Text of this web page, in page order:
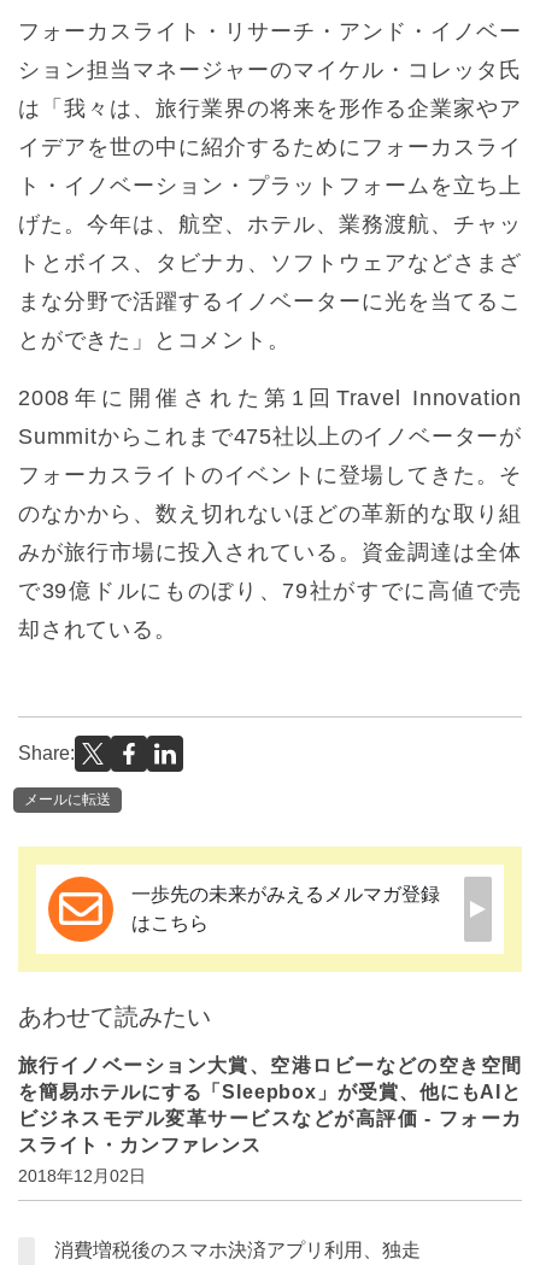
フォーカスライト・リサーチ・アンド・イノベー
ション担当マネージャーのマイケル・コレッタ氏
は「我々は、旅行業界の将来を形作る企業家やア
イデアを世の中に紹介するためにフォーカスライ
ト・イノベーション・プラットフォームを立ち上
げた。今年は、航空、ホテル、業務渡航、チャッ
トとボイス、タビナカ、ソフトウェアなどさまざ
まな分野で活躍するイノベーターに光を当てるこ
とができた」とコメント。
2008年に開催された第1回Travel Innovation
Summitからこれまで475社以上のイノベーターが
フォーカスライトのイベントに登場してきた。そ
のなかから、数え切れないほどの革新的な取り組
みが旅行市場に投入されている。資金調達は全体
で39億ドルにものぼり、79社がすでに高値で売
却されている。
Share:
メールに転送
一歩先の未来がみえるメルマガ登録
はこちら
あわせて読みたい
旅行イノベーション大賞、空港ロビーなどの空き空間
を簡易ホテルにする「Sleepbox」が受賞、他にもAIと
ビジネスモデル変革サービスなどが高評価 - フォーカ
スライト・カンファレンス
2018年12月02日
消費増税後のスマホ決済アプリ利用、独走